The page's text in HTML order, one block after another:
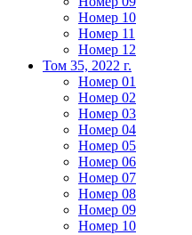
Номер 10
Номер 11
Номер 12
Том 35, 2022 г.
Номер 01
Номер 02
Номер 03
Номер 04
Номер 05
Номер 06
Номер 07
Номер 08
Номер 09
Номер 10